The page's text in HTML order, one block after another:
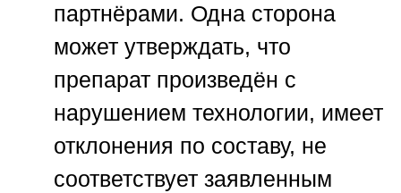
партнёрами. Одна сторона
может утверждать, что
препарат произведён с
нарушением технологии, имеет
отклонения по составу, не
соответствует заявленным